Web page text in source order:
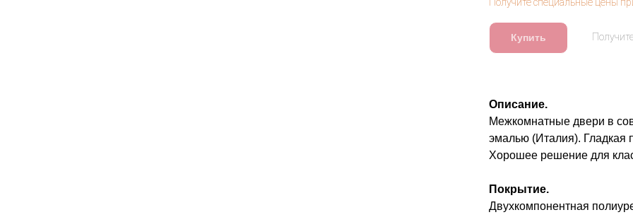
Купить
Описание.
Межкомнатные двери в
эмалью (Италия). Гладкая
Хорошее решение для
Покрытие.
Двухкомпонентная